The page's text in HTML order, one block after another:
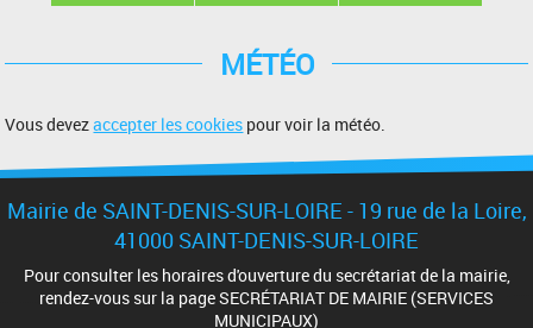
MÉTÉO
Vous devezaccepter les cookies pour voir la météo.
Mairie de SAINT-DENIS-SUR-LOIRE - 19 rue de la Loire,
41000 SAINT-DENIS-SUR-LOIRE
Pour consulter les horaires d'ouverture du secrétariat de la mairie,
rendez-vous sur la page SECRÉTARIAT DE MAIRIE (SERVICES
MUNICIPAUX)